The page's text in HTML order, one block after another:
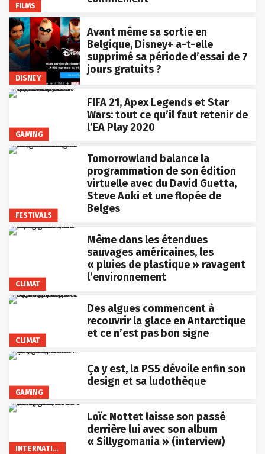
FILMS
DISNEY
Avant même sa sortie en
Belgique, Disney+ a-t-elle
supprimé sa période d’essai de 7
jours gratuits ?
GAMING
FIFA 21, Apex Legends et Star
Wars: tout ce qu’il faut retenir de
l’EA Play 2020
FESTIVALS
Tomorrowland balance la
programmation de son édition
virtuelle avec du David Guetta,
Steve Aoki et une flopée de
Belges
CLIMAT
Même dans les étendues
sauvages américaines, les
« pluies de plastique » ravagent
l’environnement
CLIMAT
Des algues commencent à
recouvrir la glace en Antarctique
et ce n’est pas bon signe
GAMING
Ça y est, la PS5 dévoile enfin son
design et sa ludothèque
INTERNATIONAL
Loïc Nottet laisse son passé
derrière lui avec son album
« Sillygomania » (interview)